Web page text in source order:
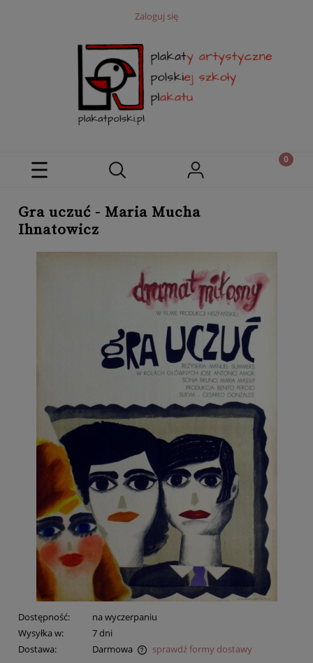
Zaloguj się
Gra uczuć - Maria Mucha
Ihnatowicz
Dostępność:
na wyczerpaniu
Wysyłka w:
7 dni
Dostawa:
Darmowa
sprawdź formy dostawy